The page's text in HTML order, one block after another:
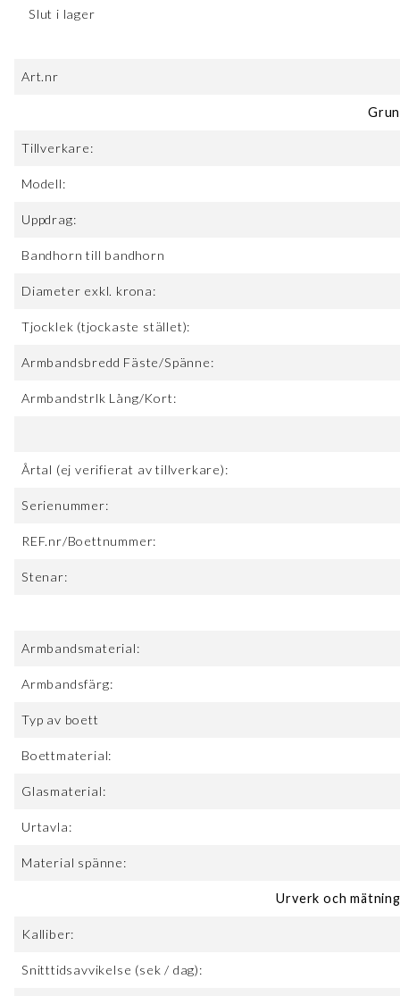
Slut i lager
Art.nr
Tillverkare:
Modell:
Uppdrag:
Bandhorn till bandhorn
Diameter exkl. krona:
Tjocklek (tjockaste stället):
Armbandsbredd Fäste/Spänne:
Armbandstrlk Lång/Kort:
Årtal (ej verifierat av tillverkare):
Serienummer:
REF.nr/Boettnummer:
Stenar:
Armbandsmaterial:
Armbandsfärg:
Typ av boett
Boettmaterial:
Glasmaterial:
Urtavla:
Material spänne:
Urverk och
Kalliber:
Snitttidsavvikelse (sek / dag):